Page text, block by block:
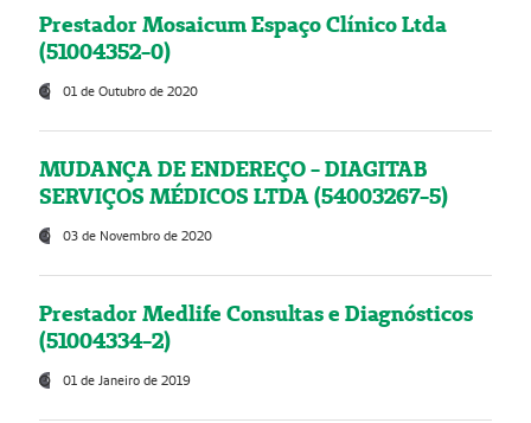
Prestador Mosaicum Espaço Clínico Ltda
(51004352-0)
01 de Outubro de 2020
MUDANÇA DE ENDEREÇO - DIAGITAB
SERVIÇOS MÉDICOS LTDA (54003267-5)
03 de Novembro de 2020
Prestador Medlife Consultas e Diagnósticos
(51004334-2)
01 de Janeiro de 2019